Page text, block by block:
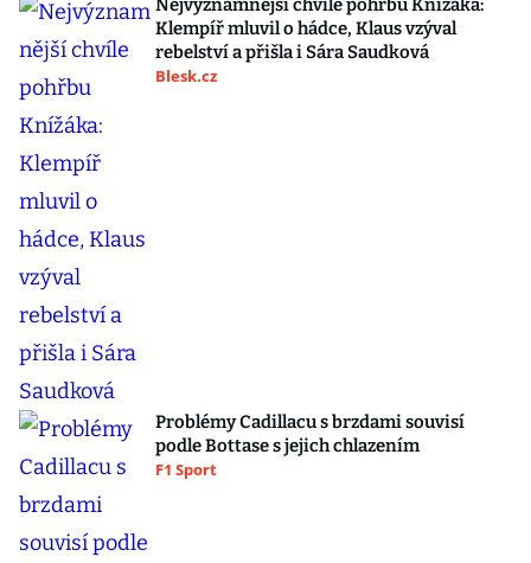
Nejvýznamnější chvíle pohřbu Knížáka:
Klempíř mluvil o hádce, Klaus vzýval
rebelství a přišla i Sára Saudková
Blesk.cz
Problémy Cadillacu s brzdami souvisí
podle Bottase s jejich chlazením
F1 Sport